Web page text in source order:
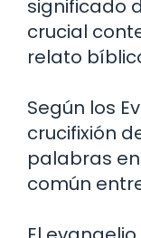
significado
crucial
relato
Según los
crucifixión
palabras
común